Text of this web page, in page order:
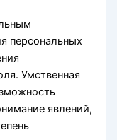
персональных
Умственная
явлений,